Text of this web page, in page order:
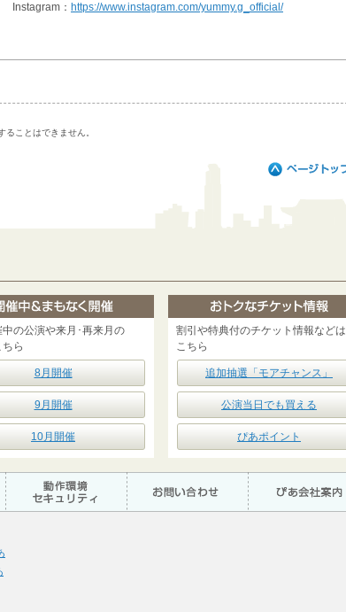
Instagram： https://www.instagram.com/yummy.g_official/
ことはできません。
の公演や来月･再来月の
ら
8月開催
9月開催
10月開催
割引や特典付のチケット情報などは
こちら
追加抽選「モアチャンス」
公演当日でも買える
ぴあポイント